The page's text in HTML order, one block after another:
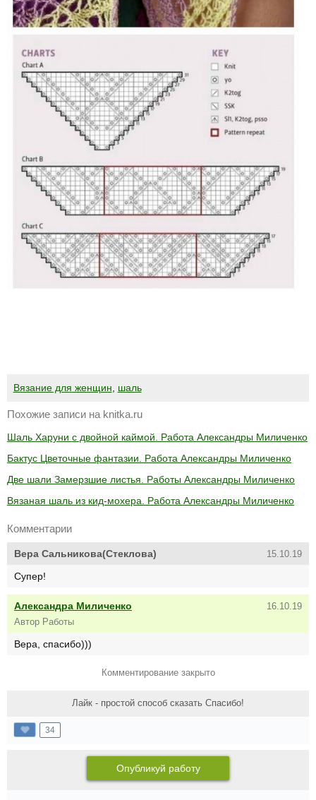
Вязание для женщин, шаль
Похожие записи на knitka.ru
Шаль Харуни с двойной каймой. Работа Александры Миличенко
Бактус Цветочные фантазии. Работа Александры Миличенко
Две шали Замерзшие листья. Работы Александры Миличенко
Вязаная шаль из кид-мохера. Работа Александры Миличенко
Комментарии
Вера Сальникова(Стеклова) 15.10.19
Супер!
Александра Миличенко
Автор Работы
16.10.19
Вера, спасибо)))
Комментирование закрыто
Лайк - простой способ сказать Спасибо!
34
Опубликуй работу